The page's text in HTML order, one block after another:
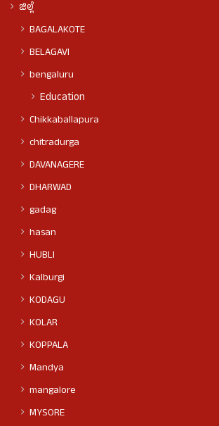
ಜಿಲ್ಲೆ
BAGALAKOTE
BELAGAVI
bengaluru
Education
Chikkaballapura
chitradurga
DAVANAGERE
DHARWAD
gadag
hasan
HUBLI
Kalburgi
KODAGU
KOLAR
KOPPALA
Mandya
mangalore
MYSORE